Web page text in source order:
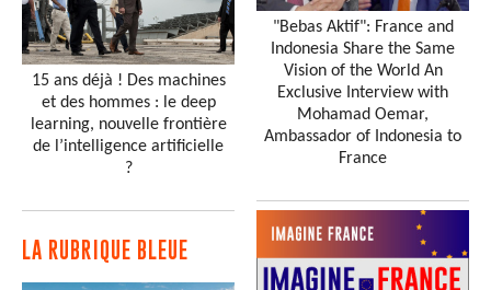
15 ans déjà ! Des machines
et des hommes : le deep
learning, nouvelle frontière
de l’intelligence artificielle
?
LA RUBRIQUE BLEUE
"Bebas Aktif": France and
Indonesia Share the Same
Vision of the World An
Exclusive Interview with
Mohamad Oemar,
Ambassador of Indonesia to
France